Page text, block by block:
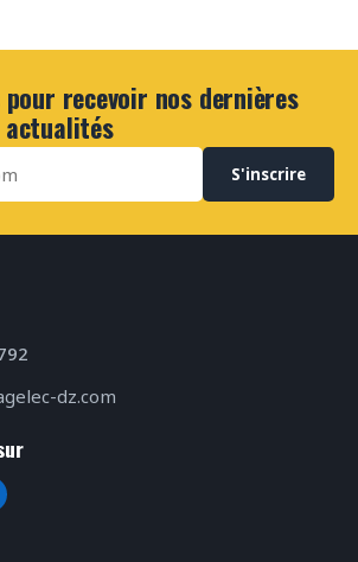
recevoir nos dernières
actualités
S'inscrire
dz.com